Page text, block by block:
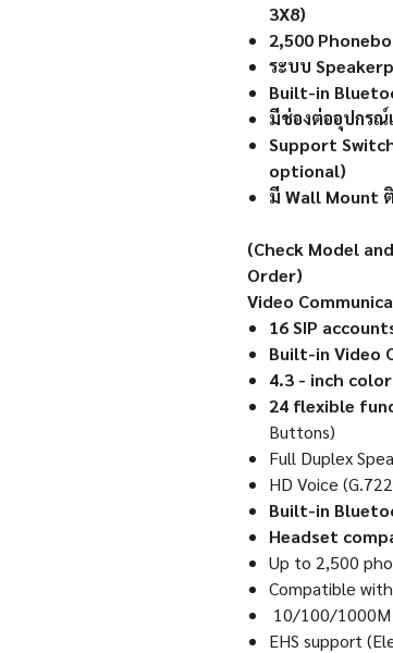
3X8)
2,500
ระบบ
Built-in
มีช่องต่ออุปกรณ์
Support
optional)
มี Wall Mount
(Check Model
Order)
Video
16 SIP
Built-in Video
4.3 - inch
24 flexible
Buttons)
Full Duplex
HD Voice
Built-in
Headset
Up to 2,500
Compatible
10/100/1000M
EHS support